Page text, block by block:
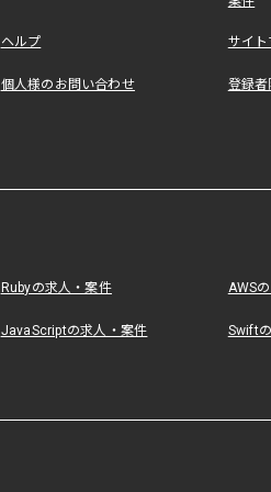
ヘルプ サイ
個人様のお問い合わせ 登録
Rubyの求人・案件 AWS
JavaScriptの求人・案件 Swift